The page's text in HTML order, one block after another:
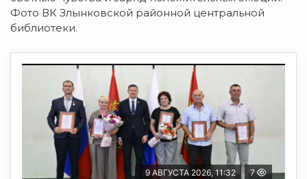
Фото ВК Злынковской районной центральной
библиотеки.
9 АВГУСТА 2026, 11:32 7